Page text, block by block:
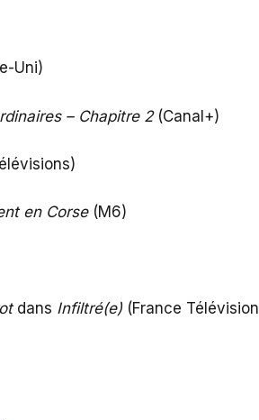
Uni)
– Chapitre 2(Canal+)
en Corse(M6)
dans Infiltré(e) (France